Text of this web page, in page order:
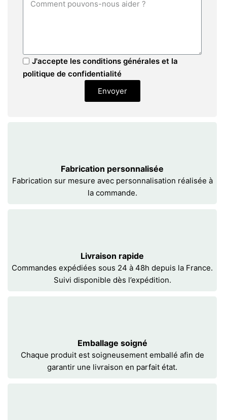
J'accepte les conditions générales et la
politique de confidentialité
Envoyer
Fabrication personnalisée
Fabrication sur mesure avec personnalisation réalisée à
la commande.
Livraison rapide
Commandes expédiées sous 24 à 48h depuis la France.
Suivi disponible dès l’expédition.
Emballage soigné
Chaque produit est soigneusement emballé afin de
garantir une livraison en parfait état.